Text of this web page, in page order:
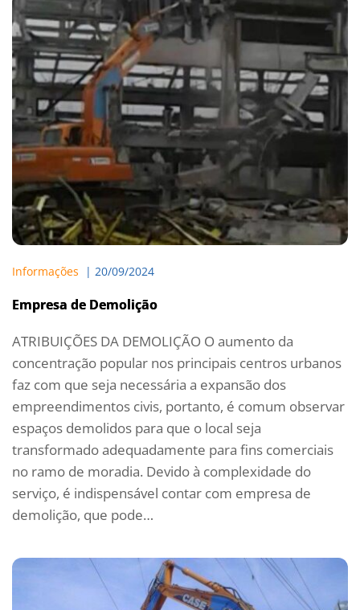
Informações
  |
20/09/2024
Empresa de Demolição
ATRIBUIÇÕES DA DEMOLIÇÃO O aumento da
concentração popular nos principais centros urbanos
faz com que seja necessária a expansão dos
empreendimentos civis, portanto, é comum observar
espaços demolidos para que o local seja
transformado adequadamente para fins comerciais
no ramo de moradia. Devido à complexidade do
serviço, é indispensável contar com empresa de
demolição, que pode…